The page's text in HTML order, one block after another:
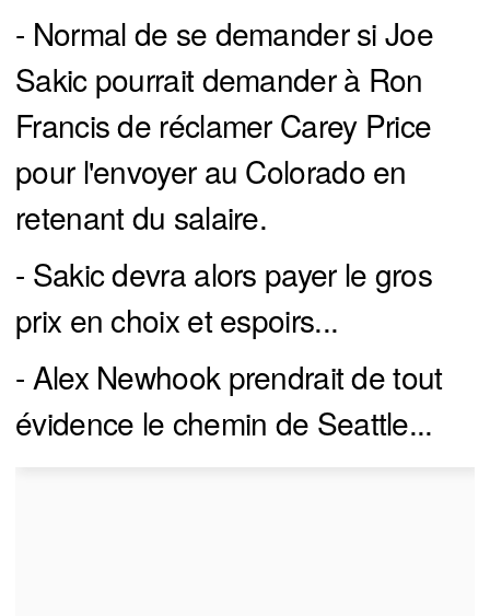
- Normal de se demander si Joe
Sakic pourrait demander à Ron
Francis de réclamer Carey Price
pour l'envoyer au Colorado en
retenant du salaire.
- Sakic devra alors payer le gros
prix en choix et espoirs...
- Alex Newhook prendrait de tout
évidence le chemin de Seattle...